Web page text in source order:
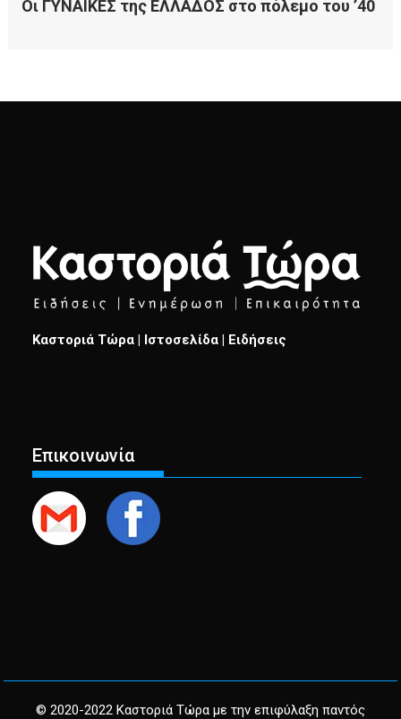
Καστοριά Τώρα | Ιστοσελίδα | Ειδήσεις
Επικοινωνία
© 2020-2022 Καστοριά Τώρα με την επιφύλαξη παντός